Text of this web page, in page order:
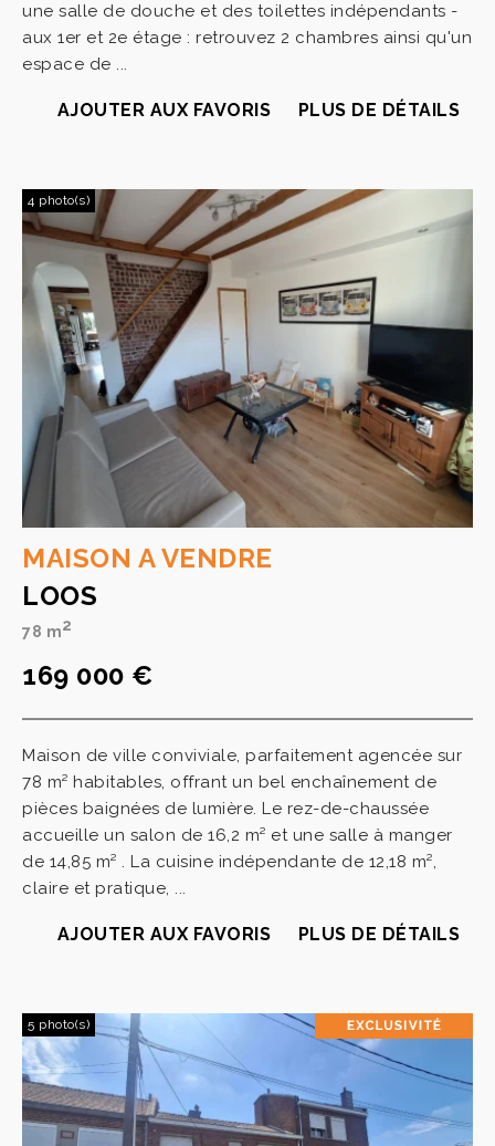
une salle de douche et des toilettes indépendants -
aux 1er et 2e étage : retrouvez 2 chambres ainsi qu'un
espace de ...
AJOUTER AUX FAVORIS PLUS DE DÉTAILS
4 photo(s)
MAISON A VENDRE
LOOS
78 m2
169 000 €
Maison de ville conviviale, parfaitement agencée sur
78 m² habitables, offrant un bel enchaînement de
pièces baignées de lumière. Le rez-de-chaussée
accueille un salon de 16,2 m² et une salle à manger
de 14,85 m² . La cuisine indépendante de 12,18 m²,
claire et pratique, ...
AJOUTER AUX FAVORIS PLUS DE DÉTAILS
5 photo(s)